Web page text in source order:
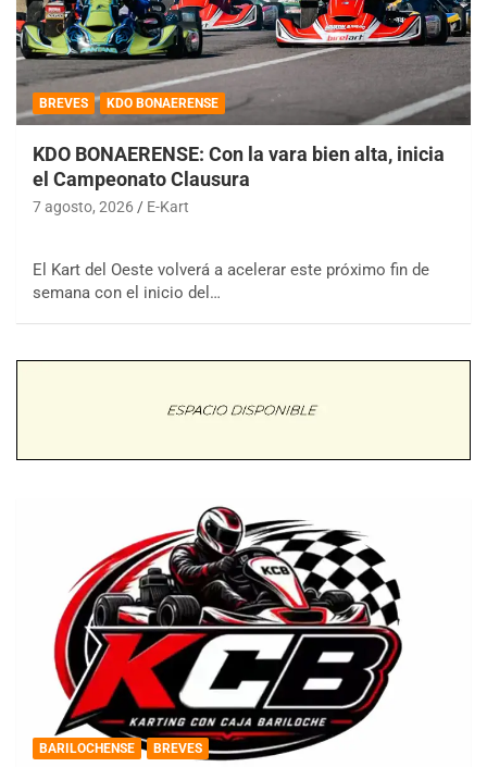
BREVES KDO BONAERENSE
KDO BONAERENSE: Con la vara bien alta, inicia
el Campeonato Clausura
7 agosto, 2026 E-Kart
El Kart del Oeste volverá a acelerar este próximo fin de
semana con el inicio del…
BARILOCHENSE BREVES